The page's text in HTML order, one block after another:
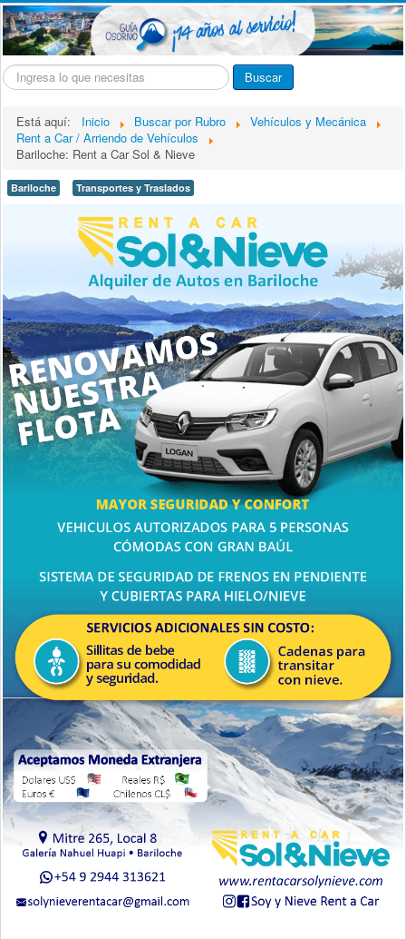
Buscar... Buscar
Está aquí: Inicio Buscar por Rubro
Vehículos y Mecánica
Rent a Car / Arriendo de Vehículos
Bariloche: Rent a Car Sol & Nieve
Bariloche Transportes y Traslados